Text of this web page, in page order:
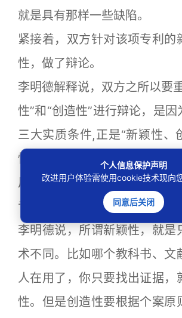
就是具有那样一些缺陷。
紧接着，双方针对该项专利的
性，做了辩论。
李明德解释说，双方之所以要
性”和“创造性”进行辩论，是
三大实质条件,正是“新颖性、
性”。李明德认为，在本案中
用性”毫无疑问，相对难以判
专利是否具有“创造性”。
李明德说，所谓新颖性，就是
术不同。比如哪个教科书、文
人在用了，你只要找出证据，
性。但是创造性要根据个案原
个人信息保护声明
改进用户体验需使用cookie技术现向
同意后关闭